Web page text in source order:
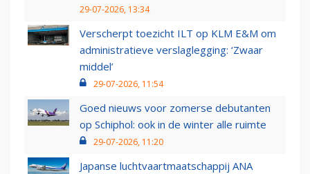
29-07-2026, 13:34
Verscherpt toezicht ILT op KLM E&M om
administratieve verslaglegging: ‘Zwaar
middel’
29-07-2026, 11:54
Goed nieuws voor zomerse debutanten
op Schiphol: ook in de winter alle ruimte
29-07-2026, 11:20
Japanse luchtvaartmaatschappij ANA